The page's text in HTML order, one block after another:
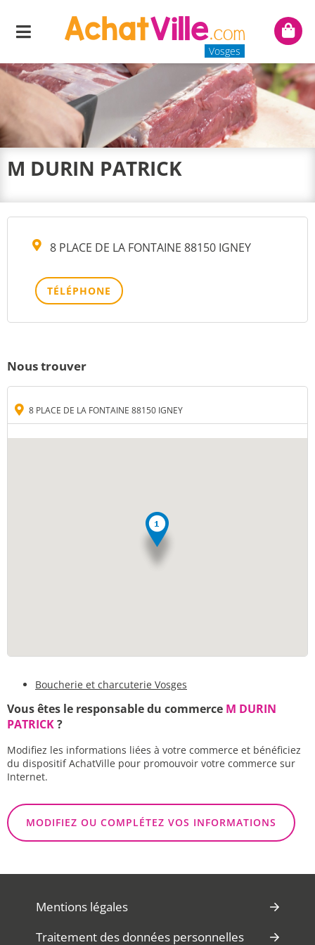
Menu
Vosges
Mon
M DURIN PATRICK
8 PLACE DE LA FONTAINE 88150 IGNEY
TÉLÉPHONE
Nous trouver
8 PLACE DE LA FONTAINE 88150 IGNEY
Boucherie et charcuterie Vosges
Vous êtes le responsable du commerce M DURIN
PATRICK?
Modifiez les informations liées à votre commerce et bénéficiez
du dispositif AchatVille pour promouvoir votre commerce sur
Internet.
MODIFIEZ OU COMPLÉTEZ VOS INFORMATIONS
Mentions légales
Traitement des données personnelles